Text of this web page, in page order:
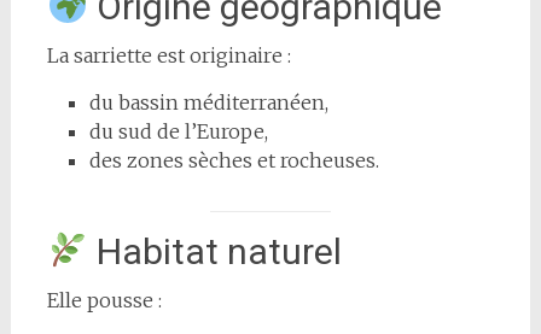
La sarriette est originaire :
du bassin méditerranéen,
du sud de l’Europe,
des zones sèches et rocheuses.
Habitat naturel
Elle pousse :